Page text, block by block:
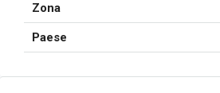
Zona
Paese